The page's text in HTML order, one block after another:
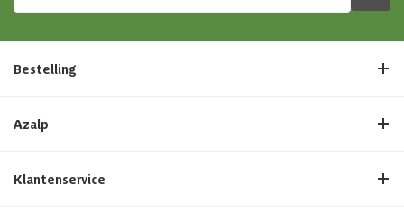
Bestelling
Azalp
Klantenservice